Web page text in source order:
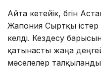
Айта кетейік, бүгін
Жапония Сыртқы
келді. Кездесу
қатынасты жаңа
мәселелер